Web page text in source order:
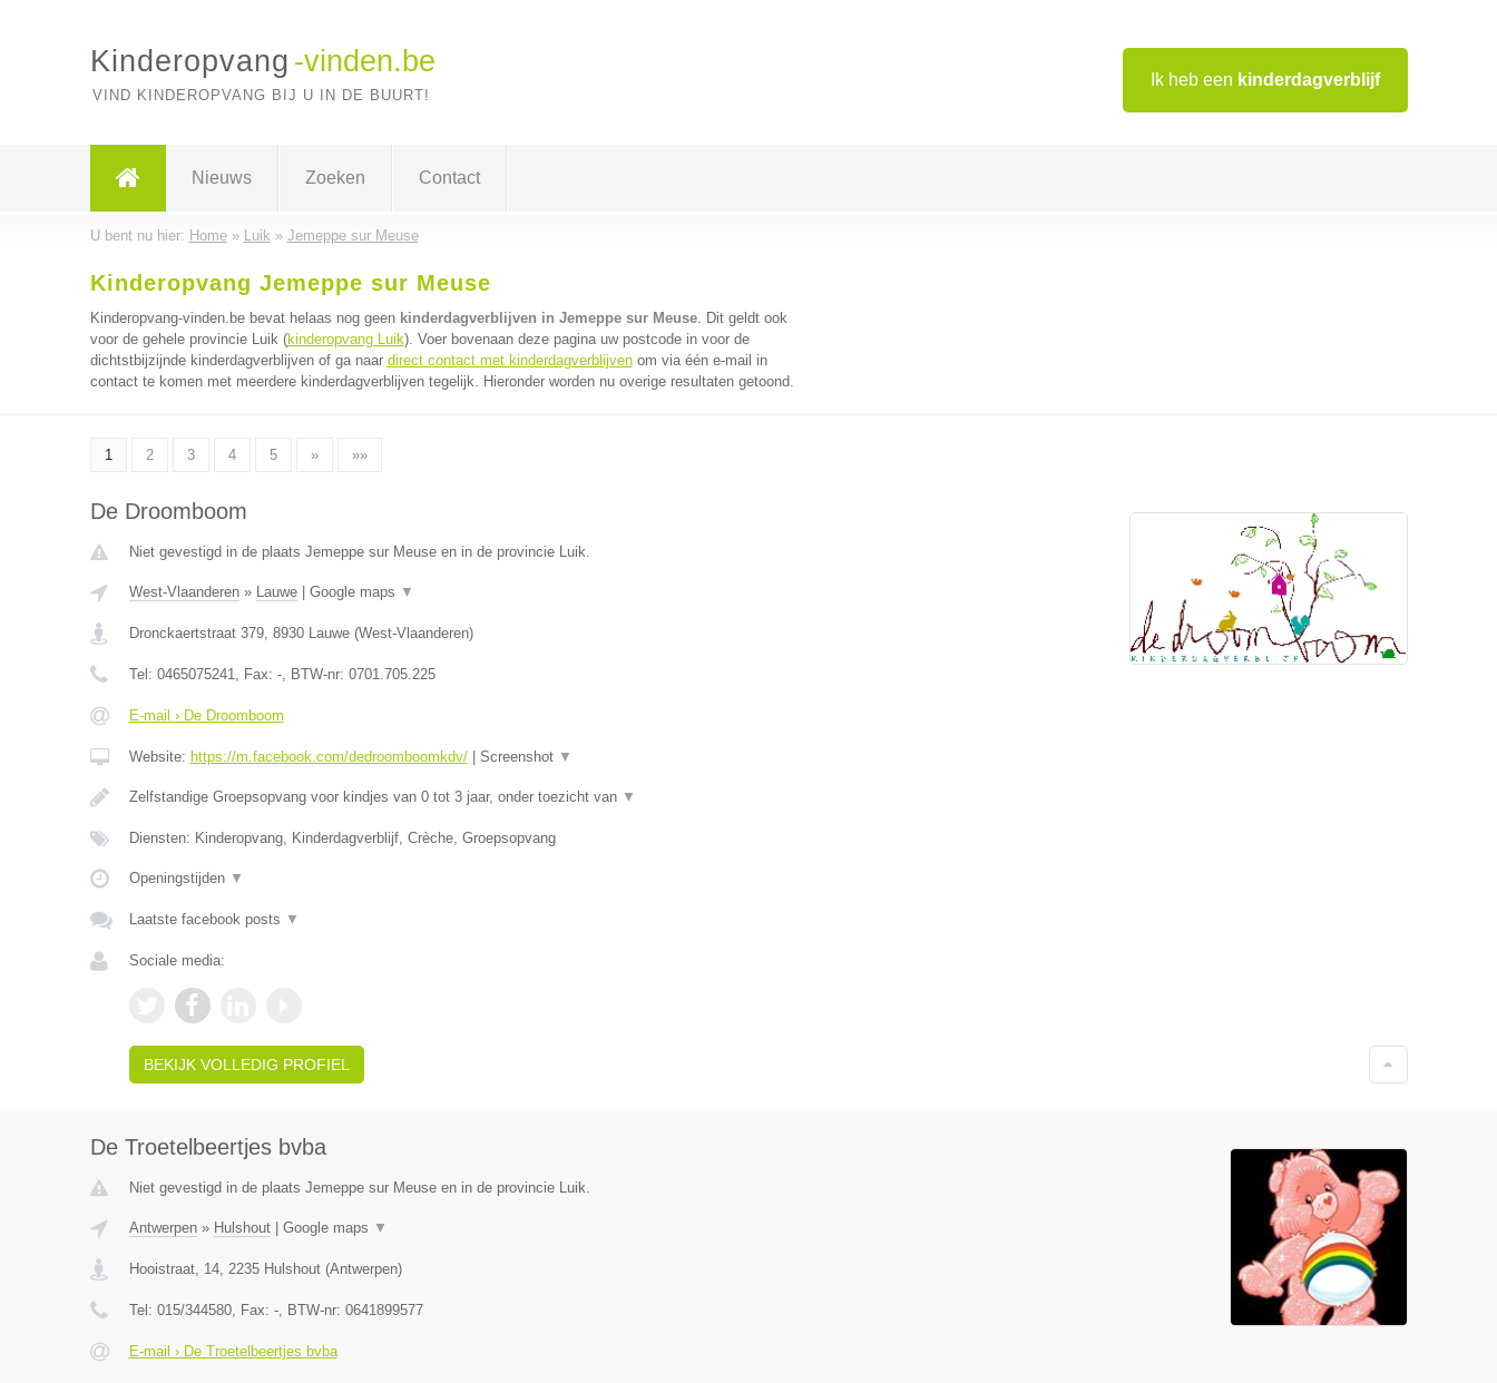
Ik heb een kinderdagverblijf
Kinderopvang -vinden.be
VIND KINDEROPVANG BIJ U IN DE BUURT!
Nieuws Zoeken Contact
U bent nu hier: Home» Luik » Jemeppe sur Meuse
Kinderopvang Jemeppe sur Meuse
Kinderopvang-vinden.be bevat helaas nog geen kinderdagverblijven in Jemeppe sur Meuse. Dit geldt ook
voor de gehele provincie Luik (kinderopvang Luik). Voer bovenaan deze pagina uw postcode in voor de
dichtstbijzijnde kinderdagverblijven of ga naar direct contact met kinderdagverblijvenom via één e-mail in
contact te komen met meerdere kinderdagverblijven tegelijk. Hieronder worden nu overige resultaten getoond.
1 2 3 4 5 » »»
De Droomboom
Niet gevestigd in de plaats Jemeppe sur Meuse en in de provincie Luik.
West-Vlaanderen» Lauwe| Google maps ▼
Dronckaertstraat 379, 8930 Lauwe(West-Vlaanderen)
Tel: 0465075241, Fax: -, BTW-nr: 0701.705.225
E-mail › De Droomboom
Website: https://m.facebook.com/dedroomboomkdv/| Screenshot ▼
Zelfstandige Groepsopvang voor kindjes van 0 tot 3 jaar, onder toezicht van ▼
Diensten: Kinderopvang, Kinderdagverblijf, Crèche, Groepsopvang
Openingstijden ▼
Laatste facebook posts ▼
Sociale media:
BEKIJK VOLLEDIG PROFIEL
De Troetelbeertjes bvba
Niet gevestigd in de plaats Jemeppe sur Meuse en in de provincie Luik.
Antwerpen» Hulshout| Google maps ▼
Hooistraat, 14, 2235 Hulshout(Antwerpen)
Tel: 015/344580, Fax: -, BTW-nr: 0641899577
E-mail › De Troetelbeertjes bvba